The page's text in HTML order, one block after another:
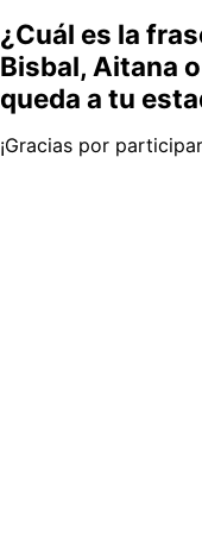
¿Cuál es la
Bisbal, Aitana
queda a tu
¡Gracias por